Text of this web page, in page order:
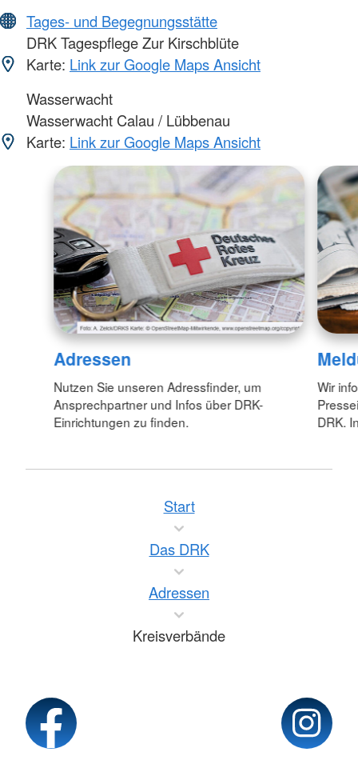
Tages- und Begegnungsstätte
DRK Tagespflege Zur Kirschblüte
Karte: Link zur Google Maps Ansicht
Wasserwacht
Wasserwacht Calau / Lübbenau
Karte: Link zur Google Maps Ansicht
Adressen
Nutzen Sie unseren Adressfinder, um
Ansprechpartner und Infos über DRK-
Einrichtungen zu finden.
Wir
DRK.
Start
Das DRK
Adressen
Kreisverbände